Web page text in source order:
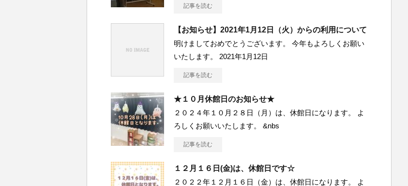
記事を読む
【お知らせ】2021年1月12日（火）からの利用について
明けましておめでとうございます。 今年もよろしくお願い
いたします。 2021年1月12日
記事を読む
★１０月休館日のお知らせ★
２０２４年１０月２８日（月）は、休館日になります。 よ
ろしくお願いいたします。 &nbs
記事を読む
１２月１６日(金)は、休館日です☆
２０２２年１２月１６日（金）は、休館日になります。 よ